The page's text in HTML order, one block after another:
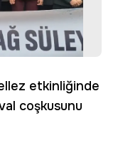
etkinliğinde
coşkusunu